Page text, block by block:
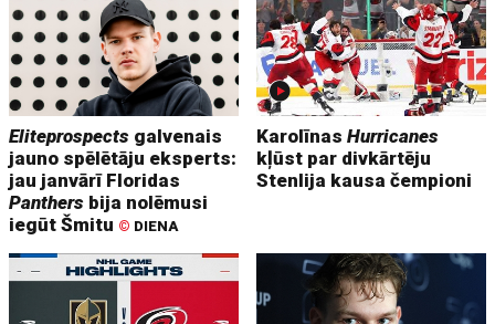
Eliteprospects galvenais
jauno spēlētāju eksperts:
jau janvārī Floridas
Panthers bija nolēmusi
iegūt Šmitu © DIENA
KarolīnasHurricanes
kļūst par divkārtēju
Stenlija kausa čempioni